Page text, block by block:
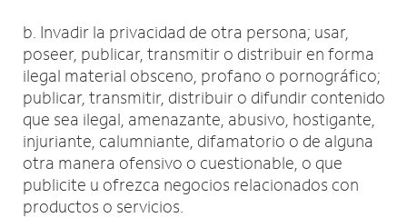
b. Invadir la privacidad de otra persona; usar,
poseer, publicar, transmitir o distribuir en forma
ilegal material obsceno, profano o pornográfico;
publicar, transmitir, distribuir o difundir contenido
que sea ilegal, amenazante, abusivo, hostigante,
injuriante, calumniante, difamatorio o de alguna
otra manera ofensivo o cuestionable, o que
publicite u ofrezca negocios relacionados con
productos o servicios.